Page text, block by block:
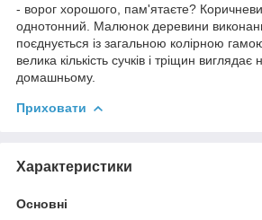
- ворог хорошого, пам'ятаєте?
однотонний. Малюнок деревини
поєднується із загальною колірною
велика кількість сучків і тріщин
домашньому.
Приховати
Характеристики
Основні